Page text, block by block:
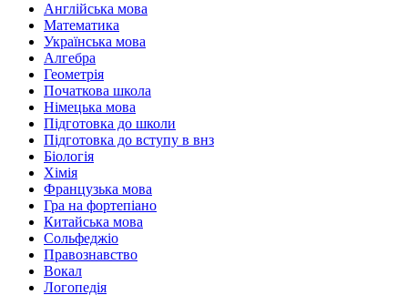
Англійська мова
Математика
Українська мова
Алгебра
Геометрія
Початкова школа
Німецька мова
Підготовка до школи
Підготовка до вступу в внз
Біологія
Хімія
Французька мова
Гра на фортепіано
Китайська мова
Сольфеджіо
Правознавство
Вокал
Логопедія